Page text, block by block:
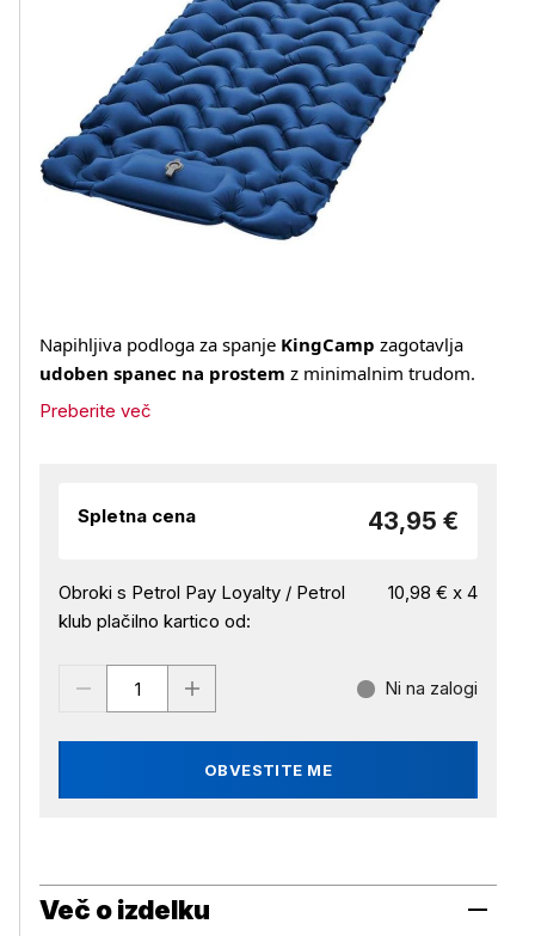
Napihljiva podloga za spanje KingCamp zagotavlja
udoben spanec na prostem z minimalnim trudom.
Preberite več
Spletna cena 43,95 €
Obroki s Petrol Pay Loyalty / Petrol
klub plačilno kartico od:
10,98 € x 4
OBVESTITE ME
Ni na zalogi
Več o izdelku